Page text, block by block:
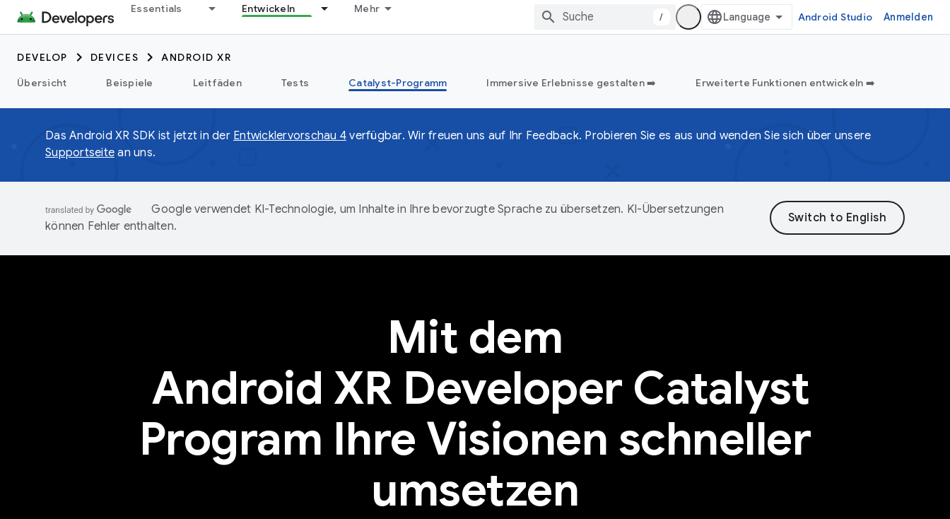
Essentials Entwickeln Mehr
/ Android Studio Anmelden
DEVELOP DEVICES
ANDROID XR
Übersicht
Beispiele Leitfäden Tests Catalyst-Programm Immersive Erlebnisse gestalten ➡️ Erweiterte Funktionen entwickeln ➡️
Das Android XR SDK ist jetzt in der Entwicklervorschau 4 verfügbar. Wir freuen uns auf Ihr Feedback. Probieren Sie es aus und wenden Sie sich über unsere
Supportseite an uns.
Google verwendet KI-Technologie, um Inhalte in Ihre bevorzugte Sprache zu übersetzen. KI-Übersetzungen
können Fehler enthalten.
Mit dem
Android XR Developer Catalyst
Program Ihre Visionen schneller
umsetzen